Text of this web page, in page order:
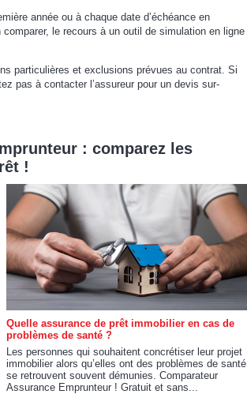
année ou à chaque date d’échéance en
le recours à un outil de simulation en ligne
particulières et exclusions prévues au contrat. Si
pas à contacter l’assureur pour un devis sur-
: comparez les
!
Quelle assurance de prêt immobilier en cas de
problèmes de santé ?
Les personnes qui souhaitent concrétiser leur projet
immobilier alors qu’elles ont des problèmes de santé
se retrouvent souvent démunies. Comparateur
Assurance Emprunteur ! Gratuit et sans...